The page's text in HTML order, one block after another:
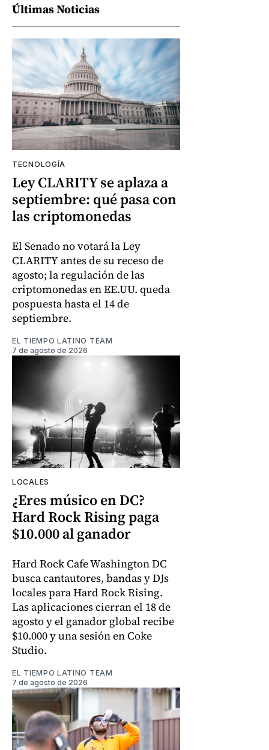
Últimas Noticias
TECNOLOGÍA
Ley CLARITY se aplaza a
septiembre: qué pasa con
las criptomonedas
El Senado no votará la Ley
CLARITY antes de su receso de
agosto; la regulación de las
criptomonedas en EE.UU. queda
pospuesta hasta el 14 de
septiembre.
EL TIEMPO LATINO TEAM
7 de agosto de 2026
LOCALES
¿Eres músico en DC?
Hard Rock Rising paga
$10.000 al ganador
Hard Rock Cafe Washington DC
busca cantautores, bandas y DJs
locales para Hard Rock Rising.
Las aplicaciones cierran el 18 de
agosto y el ganador global recibe
$10.000 y una sesión en Coke
Studio.
EL TIEMPO LATINO TEAM
7 de agosto de 2026